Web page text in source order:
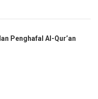
Penghafal Al-Qur’an